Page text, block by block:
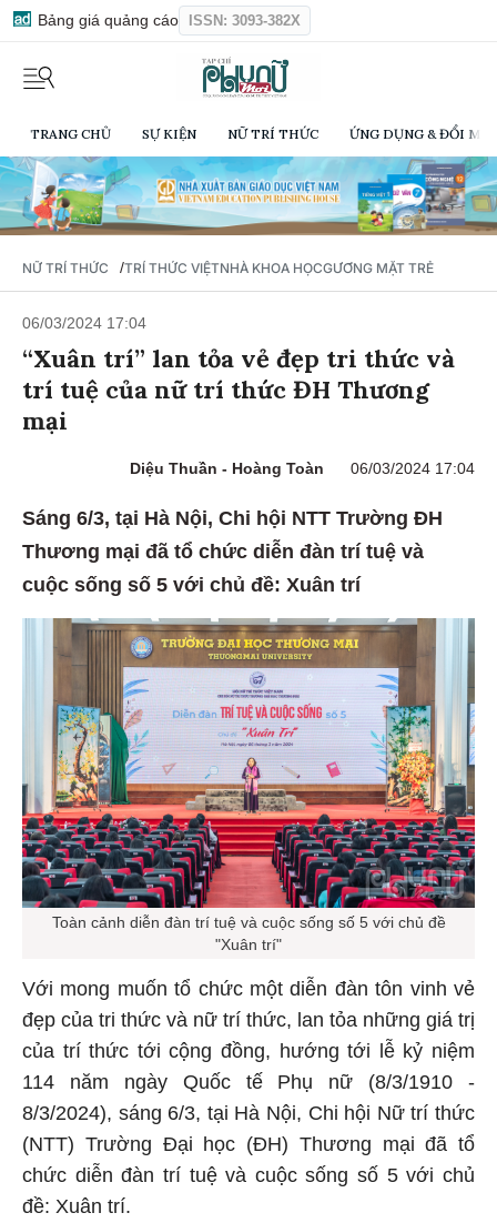
Bảng giá quảng cáo ISSN: 3093-382X
TRANG CHỦ SỰ KIỆN NỮ TRÍ THỨC ỨNG DỤNG & ĐỔI
NỮ TRÍ THỨC / TRÍ THỨC VIỆT NHÀ KHOA HỌCGƯƠNG MẶT TRẺ
06/03/2024 17:04
“Xuân trí” lan tỏa vẻ đẹp tri thức và
trí tuệ của nữ trí thức ĐH Thương
mại
Diệu Thuần - Hoàng Toàn 06/03/2024 17:04
Sáng 6/3, tại Hà Nội, Chi hội NTT Trường ĐH
Thương mại đã tổ chức diễn đàn trí tuệ và
cuộc sống số 5 với chủ đề: Xuân trí
Toàn cảnh diễn đàn trí tuệ và cuộc sống số 5 với chủ đề
"Xuân trí"
Với mong muốn tổ chức một diễn đàn tôn vinh vẻ
đẹp của tri thức và nữ trí thức, lan tỏa những giá trị
của trí thức tới cộng đồng, hướng tới lễ kỷ niệm
114 năm ngày Quốc tế Phụ nữ (8/3/1910 -
8/3/2024), sáng 6/3, tại Hà Nội, Chi hội Nữ trí thức
(NTT) Trường Đại học (ĐH) Thương mại đã tổ
chức diễn đàn trí tuệ và cuộc sống số 5 với chủ
đề: Xuân trí.